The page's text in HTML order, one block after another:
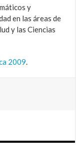
y
en las áreas de
y las Ciencias
2009.